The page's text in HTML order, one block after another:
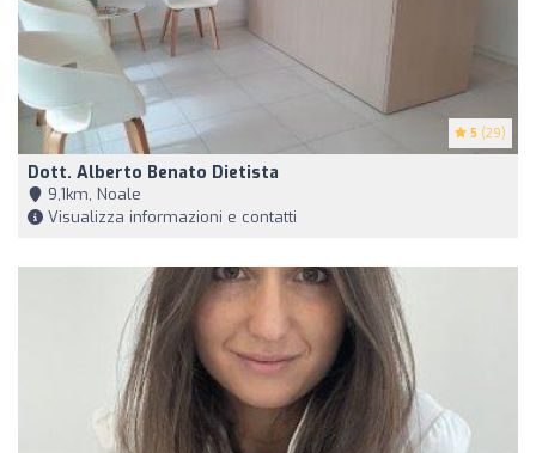
5 (29)
Dott. Alberto Benato Dietista
9,1km, Noale
Visualizza informazioni e contatti